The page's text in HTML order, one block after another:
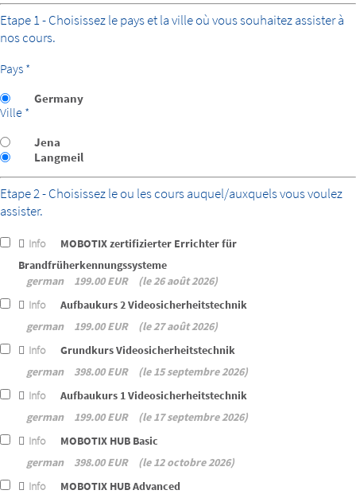
Etape 1 - Choisissez le pays et la ville où vous souhaitez assister à
nos cours.
Pays *
Germany
Ville *
Jena
Langmeil
Etape 2 - Choisissez le ou les cours auquel/auxquels vous voulez
assister.
Info
MOBOTIX zertifizierter Errichter für
Brandfrüherkennungssysteme
german
199.00 EUR
le 26 août 2026
Info
Aufbaukurs 2 Videosicherheitstechnik
german
199.00 EUR
le 27 août 2026
Info
Grundkurs Videosicherheitstechnik
german
398.00 EUR
le 15 septembre 2026
Info
Aufbaukurs 1 Videosicherheitstechnik
german
199.00 EUR
le 17 septembre 2026
Info
MOBOTIX HUB Basic
german
398.00 EUR
le 12 octobre 2026
Info
MOBOTIX HUB Advanced